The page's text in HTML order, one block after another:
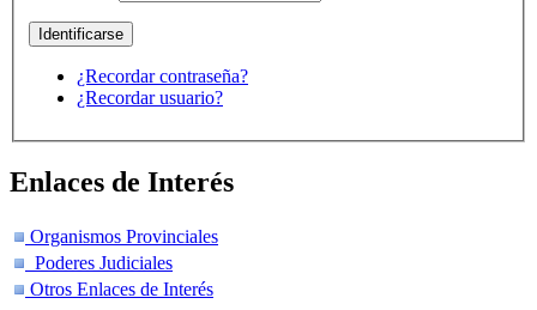
¿Recordar contraseña?
¿Recordar usuario?
Enlaces de Interés
Organismos Provinciales
Poderes Judiciales
Otros Enlaces de Interés